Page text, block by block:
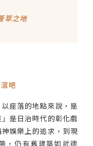
萃之地
吧
座落的地點來說，是
是日治時代的彰化戲
娛樂上的追求，到現
，仍有舊建築如武德